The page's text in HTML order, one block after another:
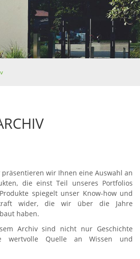
wir Ihnen eine Auswahl an
die einst Teil unseres Portfolios
spiegelt unser Know-how und
wider, die wir über die Jahre
haben.
Archiv sind nicht nur Geschichte
wertvolle Quelle an Wissen und